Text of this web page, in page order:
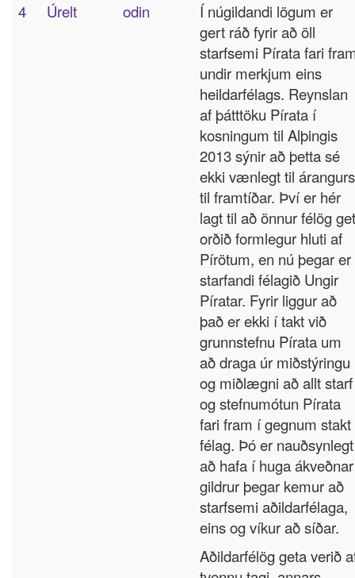
4 Úrelt odin
Í núgildandi lögum er
gert ráð fyrir að öll
starfsemi Pírata fari
undir merkjum eins
heildarfélags. Reynslan
af þátttöku Pírata í
kosningum til Alþingis
2013 sýnir að þetta sé
ekki vænlegt til árangurs
til framtíðar. Því er hér
lagt til að önnur félög
orðið formlegur hluti af
Pírötum, en nú þegar er
starfandi félagið Ungir
Píratar. Fyrir liggur að
það er ekki í takt við
grunnstefnu Pírata um
að draga úr miðstýringu
og miðlægni að allt starf
og stefnumótun Pírata
fari fram í gegnum stakt
félag. Þó er nauðsynlegt
að hafa í huga ákveðnar
gildrur þegar kemur að
starfsemi aðildarfélaga,
eins og víkur að síðar.
Aðildarfélög geta verið